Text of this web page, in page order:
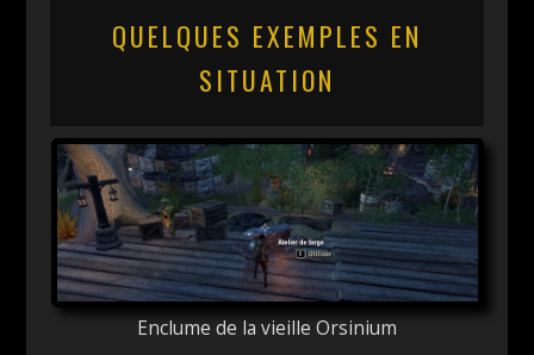
QUELQUES EXEMPLES EN
SITUATION
Enclume de la vieille Orsinium